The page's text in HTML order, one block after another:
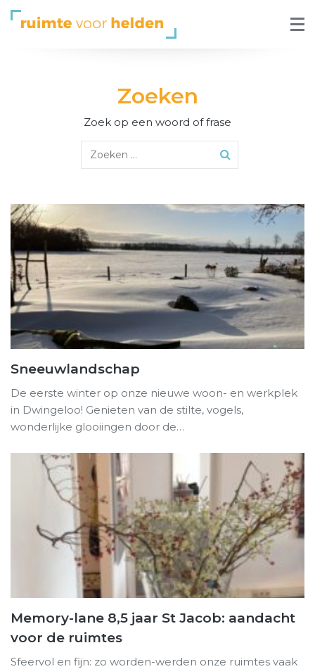
Zoeken
Zoek op een woord of frase
Sneeuwlandschap
De eerste winter op onze nieuwe woon- en werkplek
in Dwingeloo! Genieten van de stilte, vogels,
wonderlijke glooiingen door de…
Memory-lane 8,5 jaar St Jacob: aandacht
voor de ruimtes
Sfeervol en fijn: zo worden-werden onze ruimtes vaak